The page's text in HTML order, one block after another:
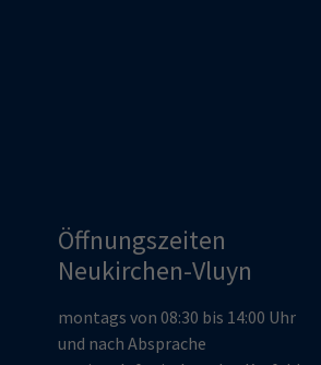
Öffnungszeiten
Neukirchen-Vluyn
montags von 08:30 bis 14:00 Uhr
und nach Absprache